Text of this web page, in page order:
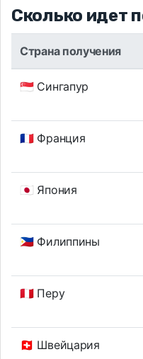
Сколько идет
Страна получения
🇸🇬 Сингапур
🇫🇷 Франция
🇯🇵 Япония
🇵🇭 Филиппины
🇵🇪 Перу
🇨🇭 Швейцария